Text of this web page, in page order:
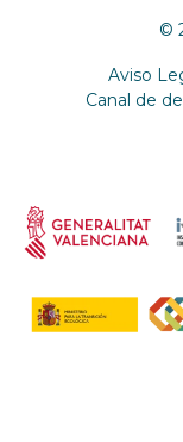
©
Aviso
Canal de